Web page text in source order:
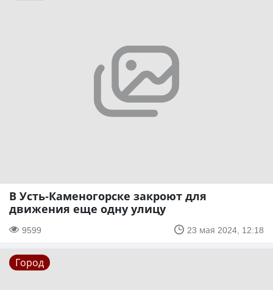
В Усть-Каменогорске закроют для
движения еще одну улицу
9599 23 мая 2024, 12:18
Город